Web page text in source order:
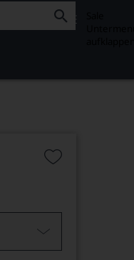
SALE